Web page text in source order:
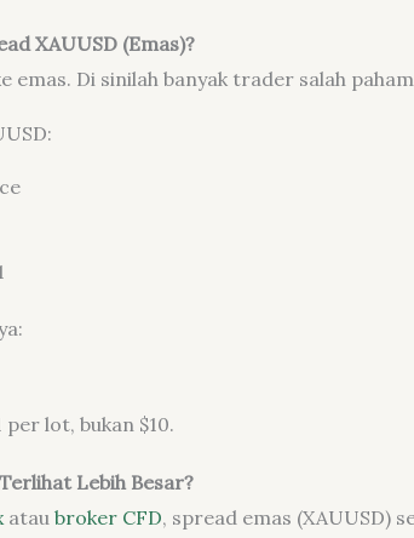
XAUUSD (Emas)?
emas. Di sinilah banyak trader salah
per lot, bukan $10.
Lebih Besar?
atau broker CFD, spread emas (XAUUSD)